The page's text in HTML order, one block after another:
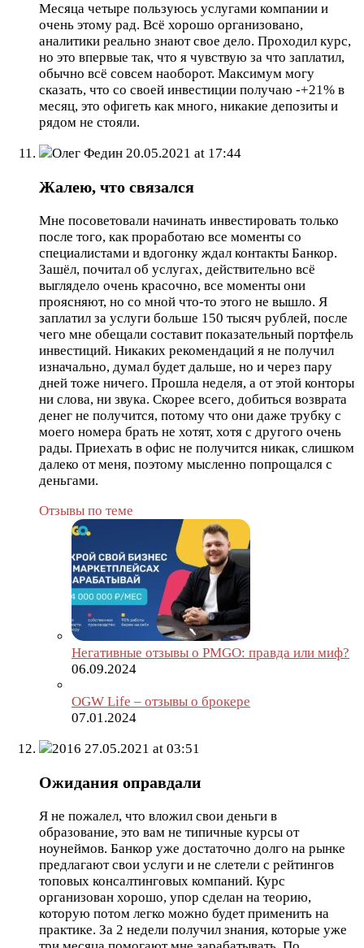
Месяца четыре пользуюсь услугами компании и
очень этому рад. Всё хорошо организовано,
аналитики реально знают свое дело. Проходил курс,
но это впервые так, что я чувствую за что заплатил,
обычно всё совсем наоборот. Максимум могу
сказать, что со своей инвестиции получаю -+21% в
месяц, это офигеть как много, никакие депозиты и
рядом не стояли.
Олег Федин 20.05.2021 at 17:44
Жалею, что связался
Мне посоветовали начинать инвестировать только
после того, как проработаю все моменты со
специалистами и вдогонку ждал контакты Банкор.
Зашёл, почитал об услугах, действительно всё
выглядело очень красочно, все моменты они
проясняют, но со мной что-то этого не вышло. Я
заплатил за услуги больше 150 тысяч рублей, после
чего мне обещали составит показательный портфель
инвестиций. Никаких рекомендаций я не получил
изначально, думал будет дальше, но и через пару
дней тоже ничего. Прошла неделя, а от этой конторы
ни слова, ни звука. Скорее всего, добиться возврата
денег не получится, потому что они даже трубку с
моего номера брать не хотят, хотя с другого очень
рады. Приехать в офис не получится никак, слишком
далеко от меня, поэтому мысленно попрощался с
деньгами.
Отзывы по теме
Негативные отзывы о PMGO: правда или миф?
06.09.2024
OGW Life – отзывы о брокере
07.01.2024
2016 27.05.2021 at 03:51
Ожидания оправдали
Я не пожалел, что вложил свои деньги в
образование, это вам не типичные курсы от
ноунеймов. Банкор уже достаточно долго на рынке
предлагают свои услуги и не слетели с рейтингов
топовых консалтинговых компаний. Курс
организован хорошо, упор сделан на теорию,
которую потом легко можно будет применить на
практике. За 2 недели получил знания, которые уже